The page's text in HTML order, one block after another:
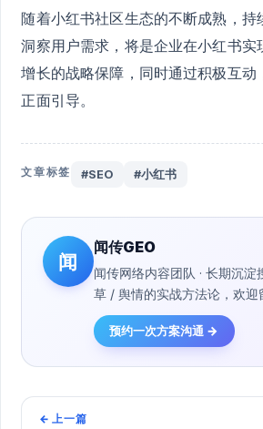
随着小红书社区生态的不断成熟，持
洞察用户需求，将是企业在小红书实
增长的战略保障，同时通过积极互动
正面引导。
文章标签 #SEO #小红书
闻
闻传GEO
闻传网络内容团队 · 长期沉
草 / 舆情的实战方法论，欢迎
预约一次方案沟通 →
← 上一篇